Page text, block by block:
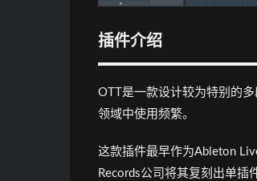
插件介绍
OTT是一款设计较为特别的
领域中使用频繁。
这款插件最早作为Ableton
Records公司将其复刻出单